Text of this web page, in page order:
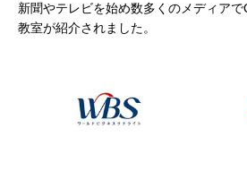
新聞やテレビを始め数多くのメディア
教室が紹介されました。